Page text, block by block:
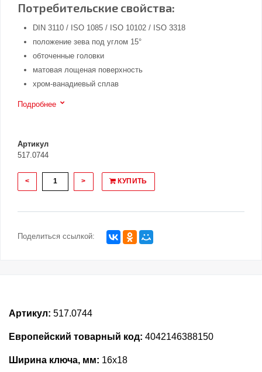
Потребительские свойства:
DIN 3110 / ISO 1085 / ISO 10102 / ISO 3318
положение зева под углом 15°
обточенные головки
матовая лощеная поверхность
хром-ванадиевый сплав
Подробнее
Артикул
517.0744
< > КУПИТЬ
Поделиться ссылкой:
Артикул: 517.0744
Европейский товарный код: 4042146388150
Ширина ключа, мм: 16x18